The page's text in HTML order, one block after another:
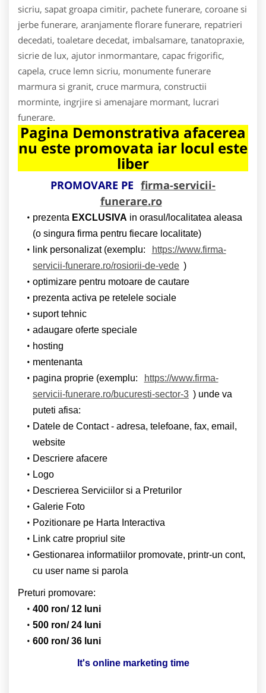
sicriu, sapat groapa cimitir, pachete funerare, coroane si
jerbe funerare, aranjamente florare funerare, repatrieri
decedati, toaletare decedat, imbalsamare, tanatopraxie,
sicrie de lux, ajutor inmormantare, capac frigorific,
capela, cruce lemn sicriu, monumente funerare
marmura si granit, cruce marmura, constructii
morminte, ingrjire si amenajare mormant, lucrari
funerare.
Pagina Demonstrativa afacerea
nu este promovata iar locul este
liber
PROMOVARE PE firma-servicii-
funerare.ro
prezenta EXCLUSIVA in orasul/localitatea aleasa
(o singura firma pentru fiecare localitate)
link personalizat (exemplu:
https://www.firma-
servicii-funerare.ro/rosiorii-de-vede )
optimizare pentru motoare de cautare
prezenta activa pe retelele sociale
suport tehnic
adaugare oferte speciale
hosting
mentenanta
pagina proprie (exemplu:
https://www.firma-
servicii-funerare.ro/bucuresti-sector-3 ) unde va
puteti afisa:
Datele de Contact - adresa, telefoane, fax, email,
website
Descriere afacere
Logo
Descrierea Serviciilor si a Preturilor
Galerie Foto
Pozitionare pe Harta Interactiva
Link catre propriul site
Gestionarea informatiilor promovate, printr-un cont,
cu user name si parola
Preturi promovare:
400 ron/ 12 luni
500 ron/ 24 luni
600 ron/ 36 luni
It's online marketing time